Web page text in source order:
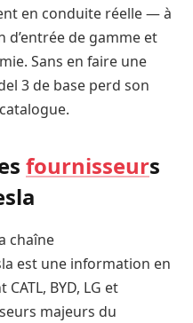
en conduite réelle — à
de gamme et
Sans en faire une
3 de base perd son
fournisseurs
chaîne
est une information en
BYD, LG et
majeurs du